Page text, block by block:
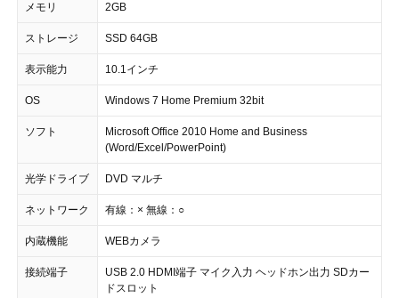
メモリ 2GB
ストレージ SSD 64GB
表示能力 10.1インチ
OS Windows 7 Home Premium 32bit
ソフト
Microsoft Office 2010 Home and Business
(Word/Excel/PowerPoint)
光学ドライブ DVD マルチ
ネットワーク 有線：× 無線：○
内蔵機能 WEBカメラ
接続端子
USB 2.0 HDMI端子 マイク入力 ヘッドホン出力 SDカー
ドスロット